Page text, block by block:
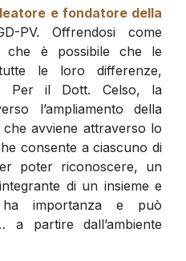
e fondatore della
PV. Offrendosi come
che è possibile che le
le loro differenze,
Per il Dott. Celso, la
l’ampliamento della
avviene attraverso lo
consente a ciascuno di
poter riconoscere, un
di un insieme e
importanza e può
a partire dall’ambiente